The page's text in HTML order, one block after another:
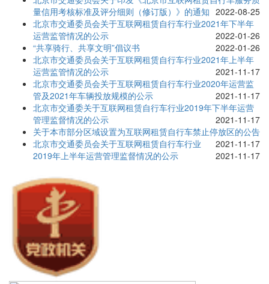
量信用考核标准及评分细则（修订版）》的通知 2022-08-25
北京市交通委员会关于互联网租赁自行车行业2021年下半年
运营监管情况的公示
2022-01-26
“共享骑行、共享文明”倡议书
2022-01-26
北京市交通委员会关于互联网租赁自行车行业2021年上半年
运营监管情况的公示
2021-11-17
北京市交通委员会关于互联网租赁自行车行业2020年运营监
管及2021年车辆投放规模的公示
2021-11-17
北京市交通委关于互联网租赁自行车行业2019年下半年运营
管理监督情况的公示
2021-11-17
关于本市部分区域设置为互联网租赁自行车禁止停放区的公告
2021-11-17
北京市交通委员会关于互联网租赁自行车行业
2019年上半年运营管理监督情况的公示
2021-11-17